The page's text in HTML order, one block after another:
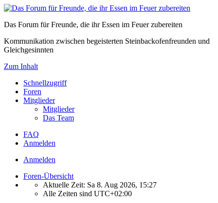
Das Forum für Freunde, die ihr Essen im Feuer zubereiten
Kommunikation zwischen begeisterten Steinbackofenfreunden und
Gleichgesinnten
Zum Inhalt
Schnellzugriff
Foren
Mitglieder
Mitglieder
Das Team
FAQ
Anmelden
Anmelden
Foren-Übersicht
Aktuelle Zeit: Sa 8. Aug 2026, 15:27
Alle Zeiten sind UTC+02:00